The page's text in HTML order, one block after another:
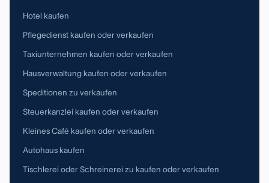
Hotel kaufen
Pflegedienst kaufen oder verkaufen
Taxiunternehmen kaufen oder verkaufen
Hausverwaltung kaufen oder verkaufen
Speditionen zu verkaufen
Steuerkanzlei kaufen oder verkaufen
Kleines Café kaufen oder verkaufen
Autohaus kaufen
Tischlerei oder Schreinerei zu kaufen oder verkaufen